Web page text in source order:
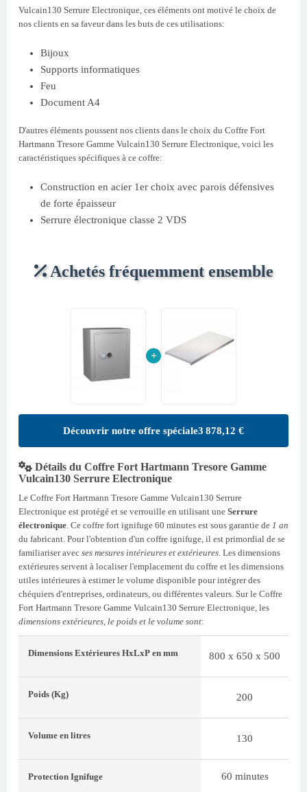
Vulcain130 Serrure Electronique, ces éléments ont motivé le choix de
nos clients en sa faveur dans les buts de ces utilisations:
Bijoux
Supports informatiques
Feu
Document A4
D'autres éléments poussent nos clients dans le choix du Coffre Fort
Hartmann Tresore Gamme Vulcain130 Serrure Electronique, voici les
caractéristiques spécifiques à ce coffre:
Construction en acier 1er choix avec parois défensives
de forte épaisseur
Serrure électronique classe 2 VDS
Achetés fréquemment ensemble
+
Découvrir notre offre spéciale3 878,12 €
Détails du Coffre Fort Hartmann Tresore Gamme
Vulcain130 Serrure Electronique
Le Coffre Fort Hartmann Tresore Gamme Vulcain130 Serrure
Electronique est protégé et se verrouille en utilisant une Serrure
électronique. Ce coffre fort ignifuge 60 minutes est sous garantie de 1 an
du fabricant. Pour l'obtention d'un coffre ignifuge, il est primordial de se
familiariser avec ses mesures intérieures et extérieures. Les dimensions
extérieures servent à localiser l'emplacement du coffre et les dimensions
utiles intérieures à estimer le volume disponible pour intégrer des
chéquiers d'entreprises, ordinateurs, ou différentes valeurs. Sur le Coffre
Fort Hartmann Tresore Gamme Vulcain130 Serrure Electronique, les
dimensions extérieures, le poids et le volume sont:
Dimensions Extérieures HxLxP en mm 800 x 650 x 500
Poids (Kg) 200
Volume en litres 130
Protection Ignifuge 60 minutes